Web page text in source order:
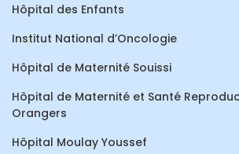
Hôpital des Enfants
Institut National d’Oncologie
Hôpital de Maternité Souissi
Hôpital de Maternité et Santé
Orangers
Hôpital Moulay Youssef